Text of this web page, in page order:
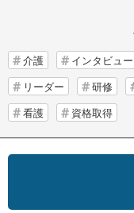
介護 インタビュー
リーダー
研修
看護
資格取得